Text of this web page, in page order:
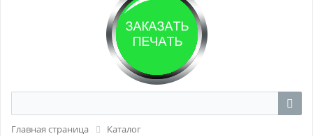
Главная страница
Каталог